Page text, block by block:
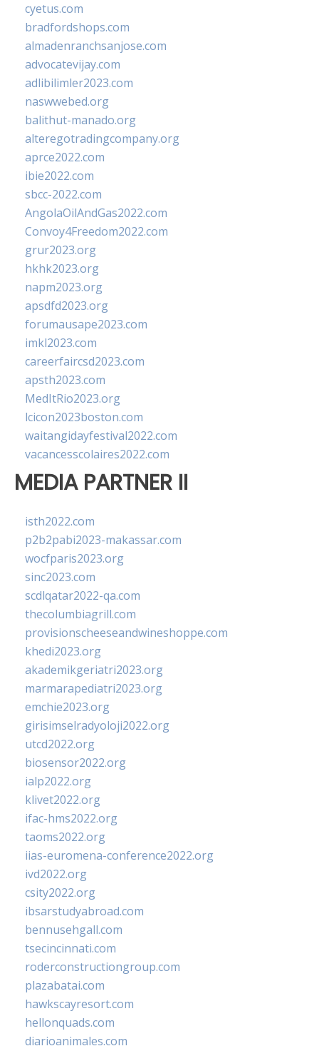
cyetus.com
bradfordshops.com
almadenranchsanjose.com
advocatevijay.com
adlibilimler2023.com
naswwebed.org
balithut-manado.org
alteregotradingcompany.org
aprce2022.com
ibie2022.com
sbcc-2022.com
AngolaOilAndGas2022.com
Convoy4Freedom2022.com
grur2023.org
hkhk2023.org
napm2023.org
apsdfd2023.org
forumausape2023.com
imkl2023.com
careerfaircsd2023.com
apsth2023.com
MedItRio2023.org
lcicon2023boston.com
waitangidayfestival2022.com
vacancesscolaires2022.com
MEDIA PARTNER II
isth2022.com
p2b2pabi2023-makassar.com
wocfparis2023.org
sinc2023.com
scdlqatar2022-qa.com
thecolumbiagrill.com
provisionscheeseandwineshoppe.com
khedi2023.org
akademikgeriatri2023.org
marmarapediatri2023.org
emchie2023.org
girisimselradyoloji2022.org
utcd2022.org
biosensor2022.org
ialp2022.org
klivet2022.org
ifac-hms2022.org
taoms2022.org
iias-euromena-conference2022.org
ivd2022.org
csity2022.org
ibsarstudyabroad.com
bennusehgall.com
tsecincinnati.com
roderconstructiongroup.com
plazabatai.com
hawkscayresort.com
hellonquads.com
diarioanimales.com